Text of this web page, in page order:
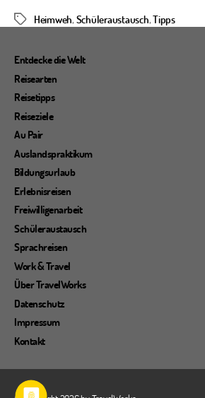
Schlagwörter
Heimweh, Schüleraustausch,Tipps
Entdecke die Welt
Reisearten
Reisetipps
Reiseziele
Au Pair
Auslandspraktikum
Bildungsurlaub
Erlebnisreisen
Freiwilligenarbeit
Schüleraustausch
Sprachreisen
Work & Travel
Über TravelWorks
Datenschutz
Impressum
Kontakt